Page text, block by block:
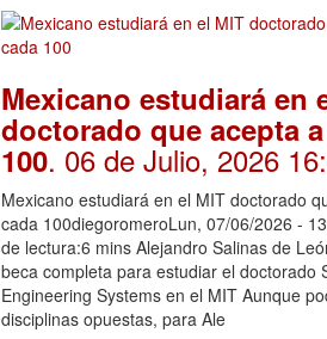
Mexicano estudiará en
doctorado que acepta
100. 06 de Julio, 2026
Mexicano estudiará en el MIT doctorado
cada 100diegoromeroLun, 07/06/2026 -
de lectura:6 mins Alejandro Salinas de
beca completa para estudiar el doctorado
Engineering Systems en el MIT Aunque
disciplinas opuestas, para Ale